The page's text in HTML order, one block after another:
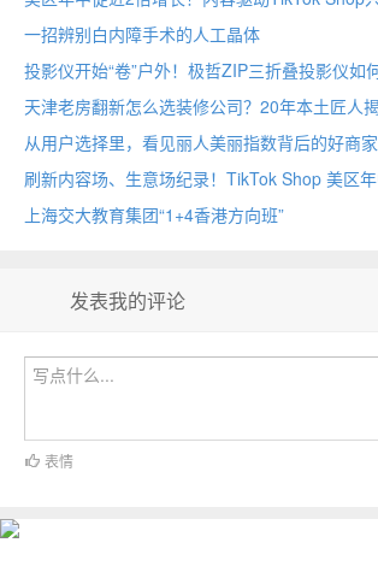
一招辨别白内障手术的人工晶体
从用户选择里，看见丽人美丽指数背后的好商家
上海交大教育集团“1+4香港方向班”
发表我的评论
表情